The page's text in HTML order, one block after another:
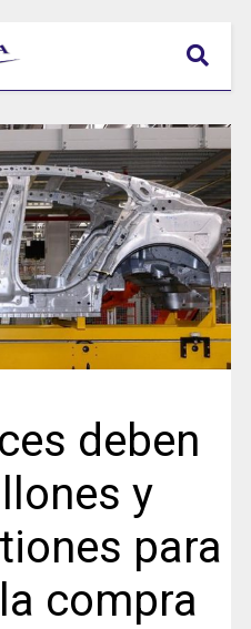
deben
y
para
compra